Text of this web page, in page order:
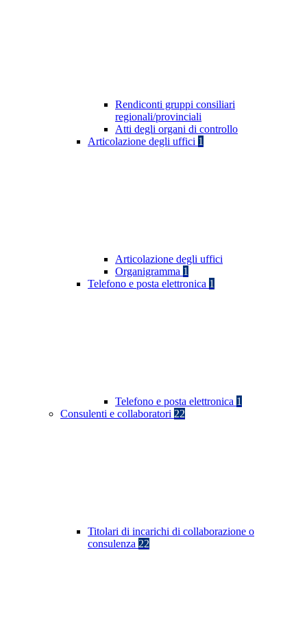
Rendiconti gruppi consiliari
regionali/provinciali
Atti degli organi di controllo
Articolazione degli uffici 1
Articolazione degli uffici
Organigramma 1
Telefono e posta elettronica 1
Telefono e posta elettronica 1
Consulenti e collaboratori 22
Titolari di incarichi di collaborazione o
consulenza 22